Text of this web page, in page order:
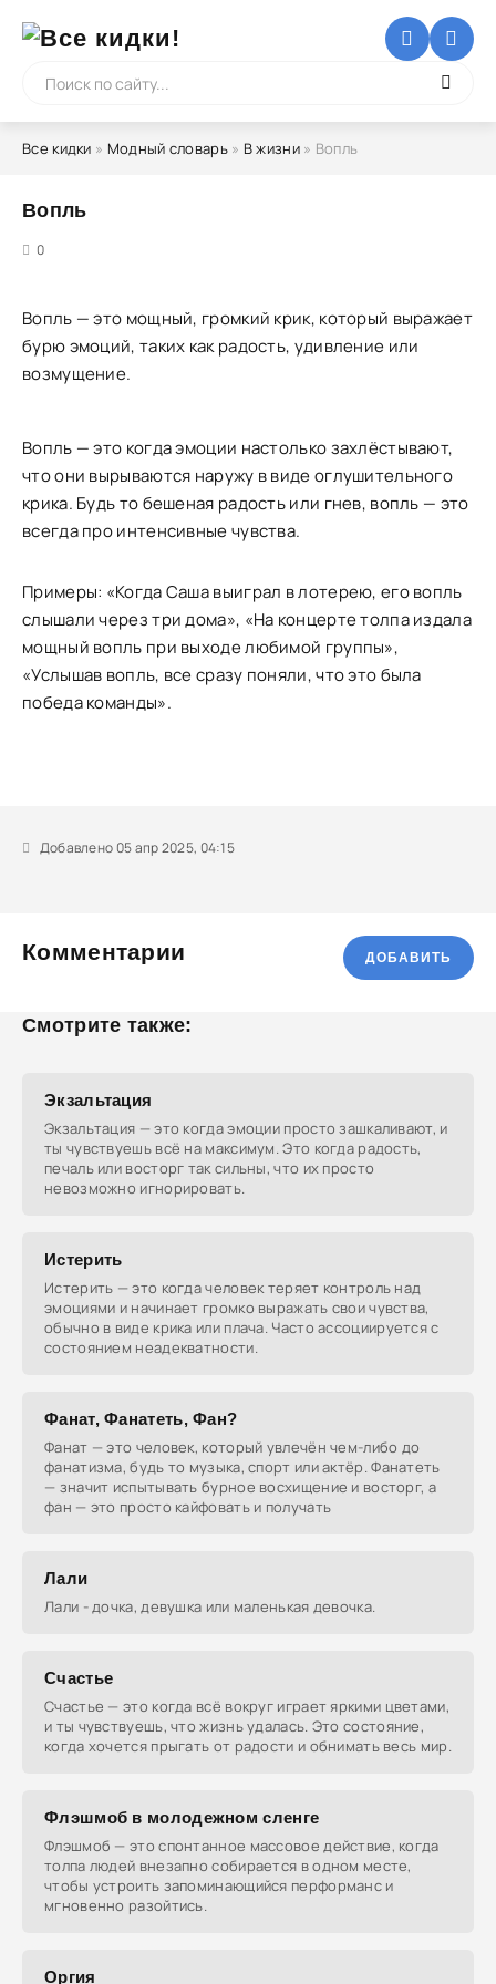
Все кидки » Модный словарь» В жизни» Вопль
Вопль
0
Вопль — это мощный, громкий крик, который выражает
бурю эмоций, таких как радость, удивление или
возмущение.
Вопль — это когда эмоции настолько захлёстывают,
что они вырываются наружу в виде оглушительного
крика. Будь то бешеная радость или гнев, вопль — это
всегда про интенсивные чувства.
Примеры: «Когда Саша выиграл в лотерею, его вопль
слышали через три дома», «На концерте толпа издала
мощный вопль при выходе любимой группы»,
«Услышав вопль, все сразу поняли, что это была
победа команды».
Добавлено 05 апр 2025, 04:15
Комментарии ДОБАВИТЬ
Смотрите также:
Экзальтация
Экзальтация — это когда эмоции просто зашкаливают, и
ты чувствуешь всё на максимум. Это когда радость,
печаль или восторг так сильны, что их просто
невозможно игнорировать.
Истерить
Истерить — это когда человек теряет контроль над
эмоциями и начинает громко выражать свои чувства,
обычно в виде крика или плача. Часто ассоциируется с
состоянием неадекватности.
Фанат, Фанатеть, Фан?
Фанат — это человек, который увлечён чем-либо до
фанатизма, будь то музыка, спорт или актёр. Фанатеть
— значит испытывать бурное восхищение и восторг, а
фан — это просто кайфовать и получать
Лали
Лали - дочка, девушка или маленькая девочка.
Счастье
Счастье — это когда всё вокруг играет яркими цветами,
и ты чувствуешь, что жизнь удалась. Это состояние,
когда хочется прыгать от радости и обнимать весь мир.
Флэшмоб в молодежном сленге
Флэшмоб — это спонтанное массовое действие, когда
толпа людей внезапно собирается в одном месте,
чтобы устроить запоминающийся перформанс и
мгновенно разойтись.
Оргия